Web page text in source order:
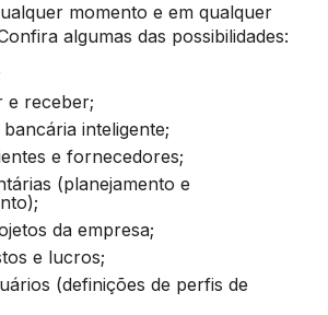
momento e em qualquer
algumas das possibilidades:
e receber;
inteligente;
e fornecedores;
(planejamento e
da empresa;
e lucros;
(definições de perfis de